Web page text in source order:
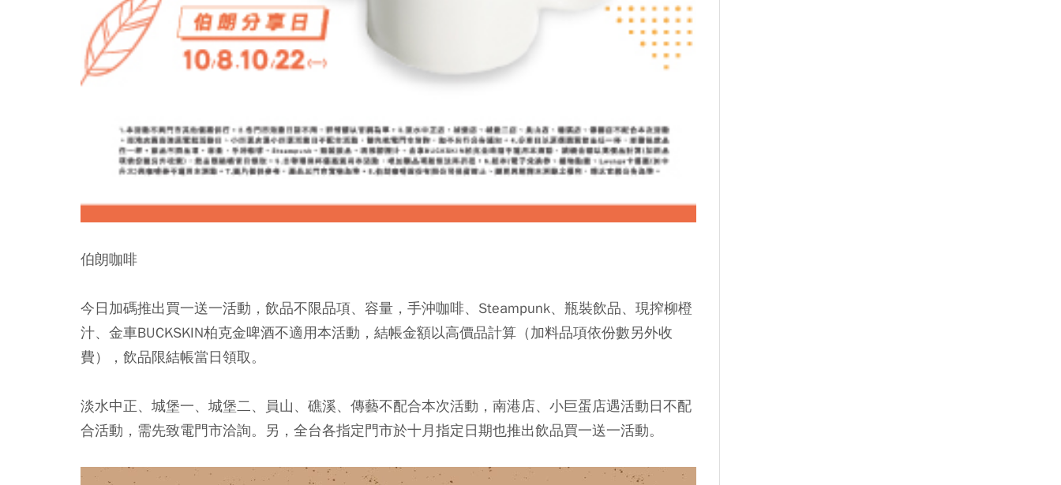
伯朗咖啡
今日加碼推出買一送一活動，飲品不限品項、容量，手沖咖啡、Steampunk、瓶裝飲品、現搾柳橙
汁、金車BUCKSKIN柏克金啤酒不適用本活動，結帳金額以高價品計算（加料品項依份數另外收
費），飲品限結帳當日領取。
淡水中正、城堡一、城堡二、員山、礁溪、傳藝不配合本次活動，南港店、小巨蛋店遇活動日不配
合活動，需先致電門市洽詢。另，全台各指定門市於十月指定日期也推出飲品買一送一活動。